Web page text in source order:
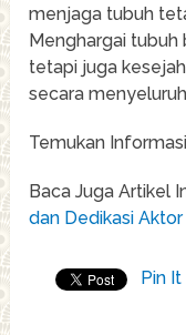
menjaga tubuh
Menghargai tubuh
tetapi juga
secara
Temukan
Baca Juga Artikel
dan Dedikasi
Pin It